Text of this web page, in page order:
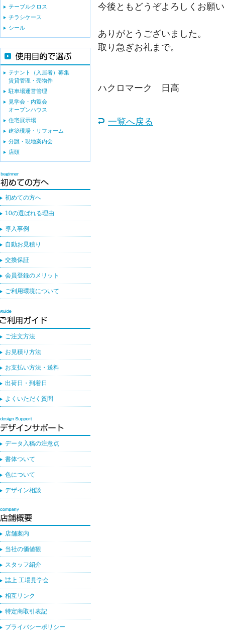
今後ともどうぞよろしくお願
ありがとうございました。
取り急ぎお礼まで。
ハクロマーク 日高
一覧へ戻る
テーブルクロス
チラシケース
シール
テナント（入居者）募集
賃貸管理・売物件
駐車場運営管理
見学会・内覧会
オープンハウス
住宅展示場
建築現場・リフォーム
分譲・現地案内会
店頭
初めての方へ
10の選ばれる理由
導入事例
自動お見積り
交換保証
会員登録のメリット
ご利用環境について
ご注文方法
お見積り方法
お支払い方法・送料
出荷日・到着日
よくいただく質問
データ入稿の注意点
書体ついて
色について
デザイン相談
店舗案内
当社の価値観
スタッフ紹介
誌上 工場見学会
相互リンク
特定商取引表記
プライバシーポリシー